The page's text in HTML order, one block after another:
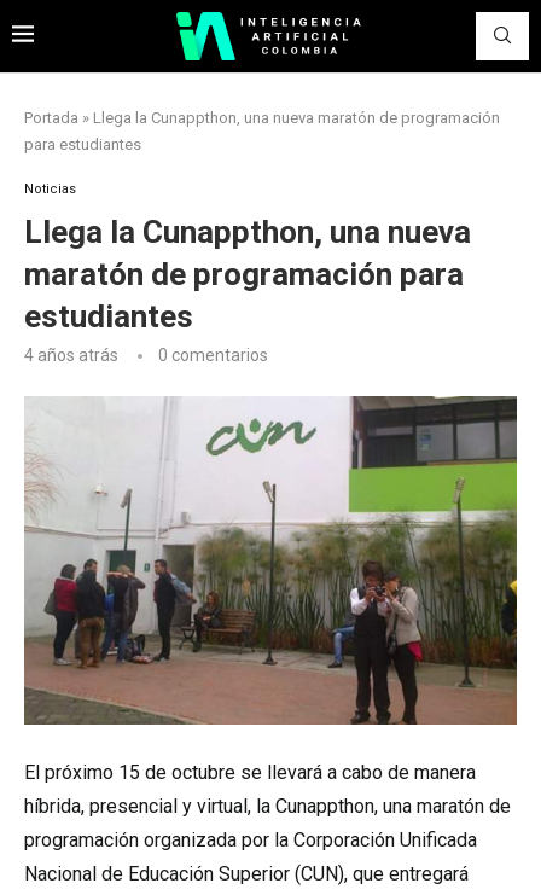
Portada » Llega la Cunappthon, una nueva maratón de programación
para estudiantes
Noticias
Llega la Cunappthon, una nueva
maratón de programación para
estudiantes
4 años atrás 0 comentarios
El próximo 15 de octubre se llevará a cabo de manera
híbrida, presencial y virtual, la Cunappthon, una maratón de
programación organizada por la Corporación Unificada
Nacional de Educación Superior (CUN), que entregará